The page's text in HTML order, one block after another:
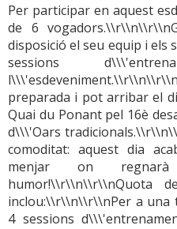
Per participar en aquest
de 6
disposició el seu equip i els
sessions
preparada i pot arribar el
Quai du Ponant pel 16è
d\\\'Oars
comoditat: aquest dia
menjar on
humor!\\r\\n\\r\\nQuota
inclou:\\r\\n\\r\\nPer a una
4 sessions